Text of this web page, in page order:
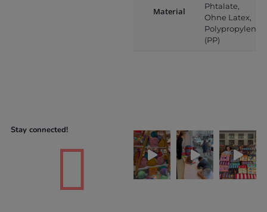
Material
Phtalate,
Ohne Latex,
Polypropylen
(PP)
Stay connected!
